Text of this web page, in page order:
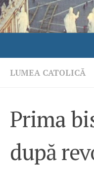
LUMEA CATOLICĂ
Prima
după